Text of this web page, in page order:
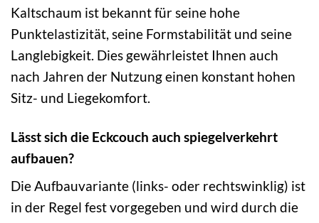
Kaltschaum ist bekannt für seine hohe
Punktelastizität, seine Formstabilität und seine
Langlebigkeit. Dies gewährleistet Ihnen auch
nach Jahren der Nutzung einen konstant hohen
Sitz- und Liegekomfort.
Lässt sich die Eckcouch auch spiegelverkehrt
aufbauen?
Die Aufbauvariante (links- oder rechtswinklig) ist
in der Regel fest vorgegeben und wird durch die